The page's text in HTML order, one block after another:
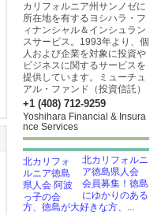
カリフォルニア州サンノゼに
所在地を有するヨシハラ・フ
ィナンシャル＆インシュラン
スサービス。1993年より、個
人および企業を対象に投資や
ビジネスに関するサービスを
提供しています。ミューチュ
アル・ファンド（投資信託）
+1 (408) 712-9259
Yoshihara Financial & Insura
nce Services
北カリフォルニ
ア徳島県人会
会員募集！徳島
にゆかりのある
方、徳島が大好きな方、...